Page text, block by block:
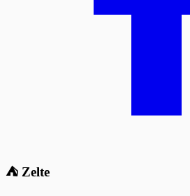
⛺ Zelte